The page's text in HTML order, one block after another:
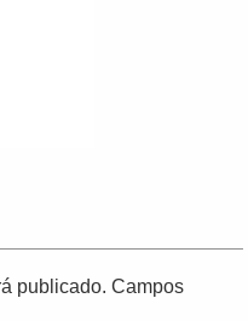
publicado. Campos